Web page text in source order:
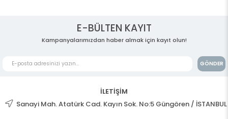
E-BÜLTEN KAYIT
Kampanyalarımızdan haber almak için kayıt olun!
GÖNDER
İLETİŞİM
Sanayi Mah. Atatürk Cad. Kayın Sok. No:5 Güngören / İSTANBUL